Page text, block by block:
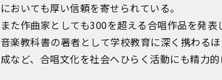
においても厚い信頼を寄せられている。
また作曲家としても300を超える合唱作品を発表
音楽教科書の著者として学校教育に深く携わる
成など、合唱文化を社会へひらく活動にも精力的